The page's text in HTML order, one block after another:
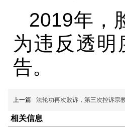
2019年，
为违反透
告。
上一篇 法轮功再次败诉，第三次控诉宗
相关信息